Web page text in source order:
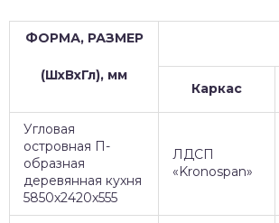
ФОРМА, РАЗМЕР
(ШхВхГл), мм
Каркас
Угловая
островная П-
образная
деревянная кухня
5850х2420х555
ЛДСП
«Kronospan»